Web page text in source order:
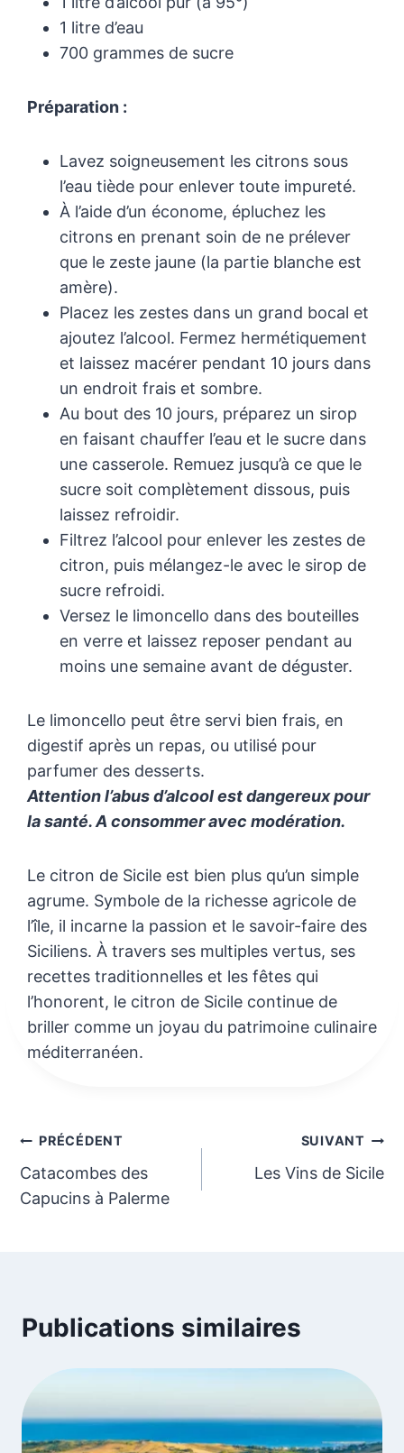
1 litre d’eau
700 grammes de sucre
Préparation :
Lavez soigneusement les citrons sous
l’eau tiède pour enlever toute impureté.
À l’aide d’un économe, épluchez les
citrons en prenant soin de ne prélever
que le zeste jaune (la partie blanche est
amère).
Placez les zestes dans un grand bocal et
ajoutez l’alcool. Fermez hermétiquement
et laissez macérer pendant 10 jours dans
un endroit frais et sombre.
Au bout des 10 jours, préparez un sirop
en faisant chauffer l’eau et le sucre dans
une casserole. Remuez jusqu’à ce que le
sucre soit complètement dissous, puis
laissez refroidir.
Filtrez l’alcool pour enlever les zestes de
citron, puis mélangez-le avec le sirop de
sucre refroidi.
Versez le limoncello dans des bouteilles
en verre et laissez reposer pendant au
moins une semaine avant de déguster.
Le limoncello peut être servi bien frais, en
digestif après un repas, ou utilisé pour
parfumer des desserts.
Attention l’abus d’alcool est dangereux pour
la santé. A consommer avec modération.
Le citron de Sicile est bien plus qu’un simple
agrume. Symbole de la richesse agricole de
l’île, il incarne la passion et le savoir-faire des
Siciliens. À travers ses multiples vertus, ses
recettes traditionnelles et les fêtes qui
l’honorent, le citron de Sicile continue de
briller comme un joyau du patrimoine culinaire
méditerranéen.
Navigation
de
PRÉCÉDENT
Catacombes des
Capucins à Palerme
SUIVANT
Les Vins de Sicile
Publications similaires